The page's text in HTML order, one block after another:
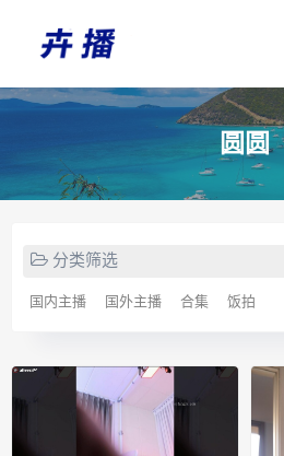
圆圆
分类筛选
国内主播 国外主播 合集 饭拍